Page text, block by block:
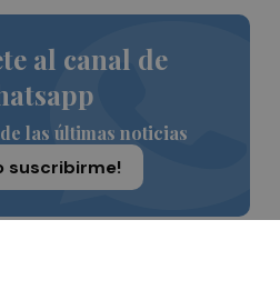
al canal de
las últimas noticias
suscribirme!